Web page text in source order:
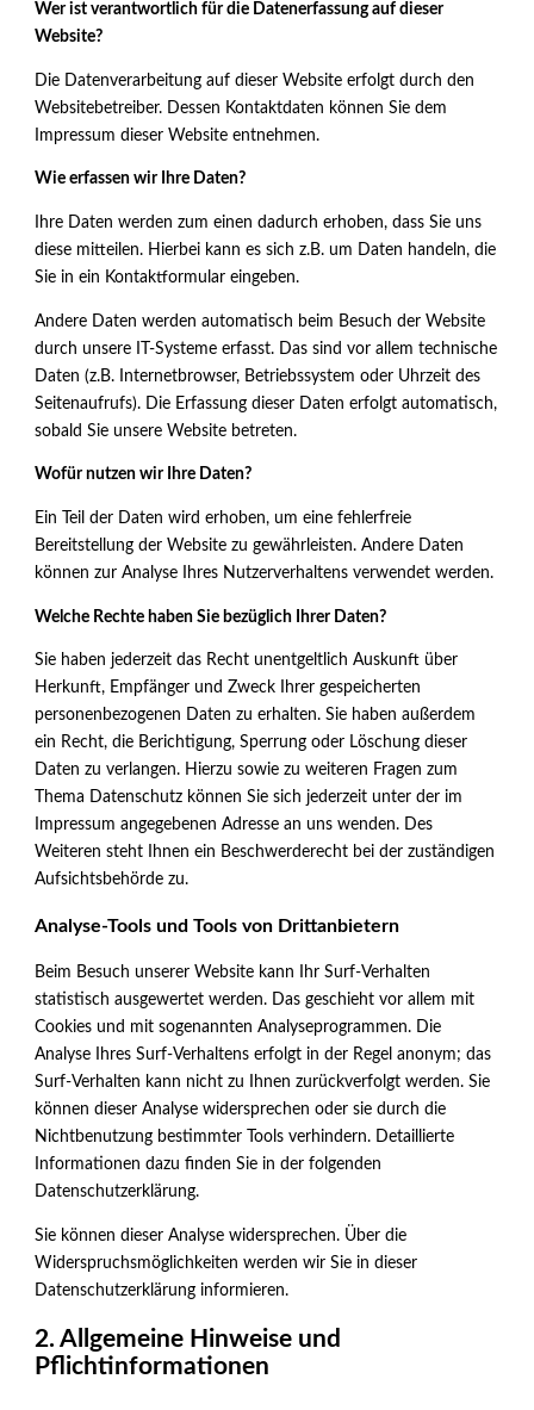
Wer ist verantwortlich für die Datenerfassung auf dieser
Website?
Die Datenverarbeitung auf dieser Website erfolgt durch den
Websitebetreiber. Dessen Kontaktdaten können Sie dem
Impressum dieser Website entnehmen.
Wie erfassen wir Ihre Daten?
Ihre Daten werden zum einen dadurch erhoben, dass Sie uns
diese mitteilen. Hierbei kann es sich z.B. um Daten handeln, die
Sie in ein Kontaktformular eingeben.
Andere Daten werden automatisch beim Besuch der Website
durch unsere IT-Systeme erfasst. Das sind vor allem technische
Daten (z.B. Internetbrowser, Betriebssystem oder Uhrzeit des
Seitenaufrufs). Die Erfassung dieser Daten erfolgt automatisch,
sobald Sie unsere Website betreten.
Wofür nutzen wir Ihre Daten?
Ein Teil der Daten wird erhoben, um eine fehlerfreie
Bereitstellung der Website zu gewährleisten. Andere Daten
können zur Analyse Ihres Nutzerverhaltens verwendet werden.
Welche Rechte haben Sie bezüglich Ihrer Daten?
Sie haben jederzeit das Recht unentgeltlich Auskunft über
Herkunft, Empfänger und Zweck Ihrer gespeicherten
personenbezogenen Daten zu erhalten. Sie haben außerdem
ein Recht, die Berichtigung, Sperrung oder Löschung dieser
Daten zu verlangen. Hierzu sowie zu weiteren Fragen zum
Thema Datenschutz können Sie sich jederzeit unter der im
Impressum angegebenen Adresse an uns wenden. Des
Weiteren steht Ihnen ein Beschwerderecht bei der zuständigen
Aufsichtsbehörde zu.
Analyse-Tools und Tools von Drittanbietern
Beim Besuch unserer Website kann Ihr Surf-Verhalten
statistisch ausgewertet werden. Das geschieht vor allem mit
Cookies und mit sogenannten Analyseprogrammen. Die
Analyse Ihres Surf-Verhaltens erfolgt in der Regel anonym; das
Surf-Verhalten kann nicht zu Ihnen zurückverfolgt werden. Sie
können dieser Analyse widersprechen oder sie durch die
Nichtbenutzung bestimmter Tools verhindern. Detaillierte
Informationen dazu finden Sie in der folgenden
Datenschutzerklärung.
Sie können dieser Analyse widersprechen. Über die
Widerspruchsmöglichkeiten werden wir Sie in dieser
Datenschutzerklärung informieren.
2. Allgemeine Hinweise und
Pflichtinformationen